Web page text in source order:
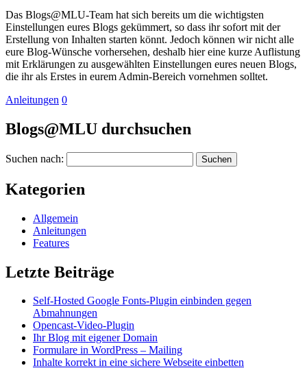
Das Blogs@MLU-Team hat sich bereits um die wichtigsten
Einstellungen eures Blogs gekümmert, so dass ihr sofort mit der
Erstellung von Inhalten starten könnt. Jedoch können wir nicht alle
eure Blog-Wünsche vorhersehen, deshalb hier eine kurze Auflistung
mit Erklärungen zu ausgewählten Einstellungen eures neuen Blogs,
die ihr als Erstes in eurem Admin-Bereich vornehmen solltet.
Anleitungen 0
Blogs@MLU durchsuchen
Suchen nach:
Kategorien
Allgemein
Anleitungen
Features
Letzte Beiträge
Self-Hosted Google Fonts-Plugin einbinden gegen
Abmahnungen
Opencast-Video-Plugin
Ihr Blog mit eigener Domain
Formulare in WordPress – Mailing
Inhalte korrekt in eine sichere Webseite einbetten